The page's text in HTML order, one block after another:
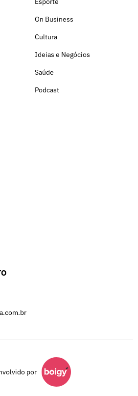
On Business
Cultura
Ideias e Negócios
Saúde
Podcast
por